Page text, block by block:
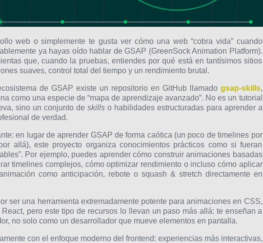
web o simplemente te gusta ver cómo una web “cobra vida” cuando
ya hayas oído hablar de GSAP (GreenSock Animation Platform).
que, cuando la pruebas, entiendes por qué está en tantísimos sitios
suaves, control total del tiempo y un rendimiento brutal.
de GSAP existe un repositorio en GitHub llamado gsap-skills,
como una especie de “mapa de aprendizaje avanzado”. No es un tutorial
sino un conjunto de skillso habilidades estructuradas para aprender a
de verdad.
en lugar de aprender GSAP de forma caótica (un poco de timelines por
allá), este proyecto organiza conocimientos prácticos como si fueran
Por ejemplo, puedes aprender cómo construir animaciones basadas
timelines complejos, cómo optimizar rendimiento o incluso cómo aplicar
como anticipación, rebote o squash & stretch directamente en
ser una herramienta extremadamente potente para animaciones en CSS,
pero este tipo de recursos lo llevan un paso más allá: te enseñan a
no solo como un desarrollador que mueve elementos en pantalla.
con el enfoque moderno del frontend: experiencias más interactivas,